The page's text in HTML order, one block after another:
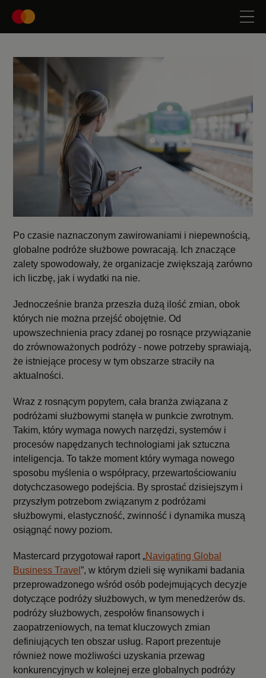
Po czasie naznaczonym zawirowaniami i niepewnością,
globalne podróże służbowe powracają. Ich znaczące
zalety spowodowały, że organizacje zwiększają zarówno
ich liczbę, jak i wydatki na nie.
Jednocześnie branża przeszła dużą ilość zmian, obok
których nie można przejść obojętnie. Od
upowszechnienia pracy zdanej po rosnące przywiązanie
do zrównoważonych podróży - nowe potrzeby sprawiają,
że istniejące procesy w tym obszarze straciły na
aktualności.
Wraz z rosnącym popytem, cała branża związana z
podróżami służbowymi stanęła w punkcie zwrotnym.
Takim, który wymaga nowych narzędzi, systemów i
procesów napędzanych technologiami jak sztuczna
inteligencja. To także moment który wymaga nowego
sposobu myślenia o współpracy, przewartościowaniu
dotychczasowego podejścia. By sprostać dzisiejszym i
przyszłym potrzebom związanym z podróżami
służbowymi, elastyczność, zwinność i dynamika muszą
osiągnąć nowy poziom.
Mastercard przygotował raport „Navigating Global
Business Travel”, w którym dzieli się wynikami badania
przeprowadzonego wśród osób podejmujących decyzje
dotyczące podróży służbowych, w tym menedżerów ds.
podróży służbowych, zespołów finansowych i
zaopatrzeniowych, na temat kluczowych zmian
definiujących ten obszar usług. Raport prezentuje
również nowe możliwości uzyskania przewag
konkurencyjnych w kolejnej erze globalnych podróży